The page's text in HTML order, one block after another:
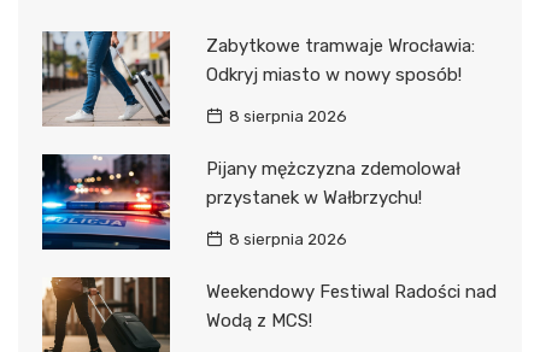
Zabytkowe tramwaje Wrocławia:
Odkryj miasto w nowy sposób!
8 sierpnia 2026
Pijany mężczyzna zdemolował
przystanek w Wałbrzychu!
8 sierpnia 2026
Weekendowy Festiwal Radości nad
Wodą z MCS!